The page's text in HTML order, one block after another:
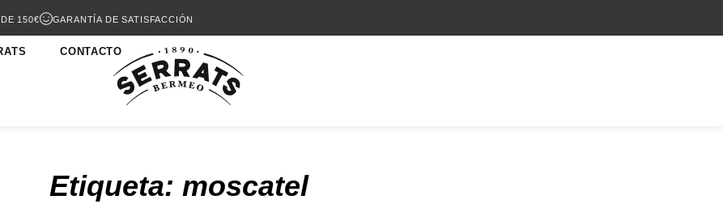
150€ GARANTÍA DE SATISFACCIÓN
CONTACTO
Etiqueta: moscatel